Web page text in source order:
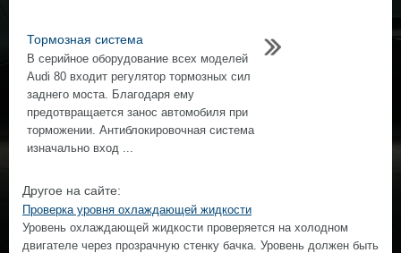
Тормозная система
В серийное оборудование всех моделей
Audi 80 входит регулятор тормозных сил
заднего моста. Благодаря ему
предотвращается занос автомобиля при
торможении. Антиблокировочная система
изначально вход ...
Другое на сайте:
Проверка уровня охлаждающей жидкости
Уровень охлаждающей жидкости проверяется на холодном
двигателе через прозрачную стенку бачка. Уровень должен быть